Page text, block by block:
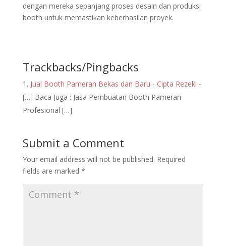
dengan mereka sepanjang proses desain dan produksi
booth untuk memastikan keberhasilan proyek.
Trackbacks/Pingbacks
Jual Booth Pameran Bekas dan Baru - Cipta Rezeki -
[…] Baca Juga : Jasa Pembuatan Booth Pameran
Profesional […]
Submit a Comment
Your email address will not be published. Required
fields are marked *